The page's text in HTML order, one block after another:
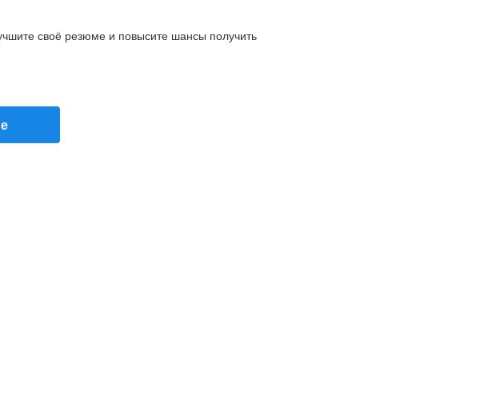
своё резюме и повысите шансы получить